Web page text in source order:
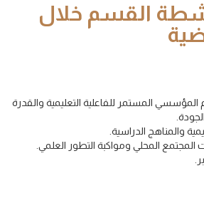
القسم خلال
المستمر للفاعلية التعليمية والقدرة
والمناهج الدراسية.
المجتمع المحلي ومواكبة التطور العلمي.